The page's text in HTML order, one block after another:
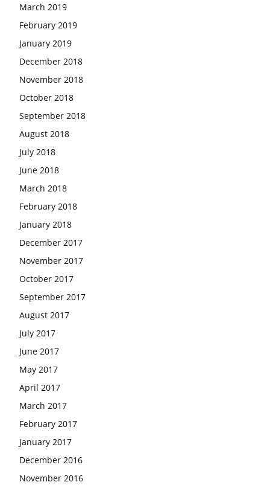
March 2019
February 2019
January 2019
December 2018
November 2018
October 2018
September 2018
August 2018
July 2018
June 2018
March 2018
February 2018
January 2018
December 2017
November 2017
October 2017
September 2017
August 2017
July 2017
June 2017
May 2017
April 2017
March 2017
February 2017
January 2017
December 2016
November 2016